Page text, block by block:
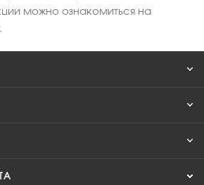
можно ознакомиться на